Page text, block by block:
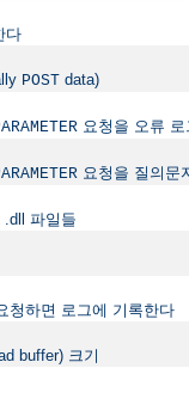
다
POST data)
요청을 오류
요청을 질의문
파일들
청하면 로그에 기록한다
buffer) 크기